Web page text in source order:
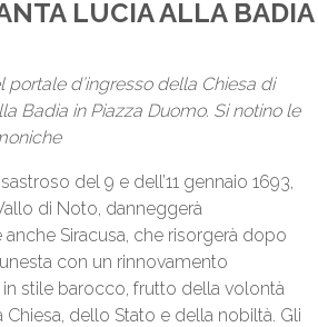
LUCIA ALLA BADIA
portale d’ingresso della Chiesa di
Badia in Piazza Duomo. Si notino le
del 9 e dell’11 gennaio 1693,
di Noto, danneggerà
Siracusa, che risorgerà dopo
con un rinnovamento
stile barocco, frutto della volontà
Chiesa, dello Stato e della nobiltà. Gli